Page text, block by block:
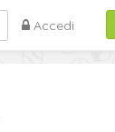
Accedi